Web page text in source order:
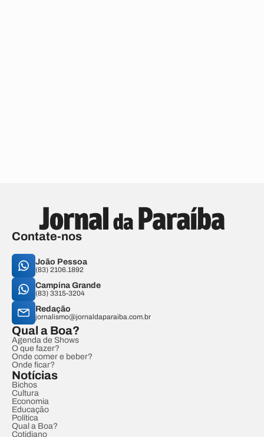
Contate-nos
João Pessoa
(83) 2106.1892
Campina Grande
(83) 3315-3204
Redação
jornalismo@jornaldaparaiba.com.br
Qual a Boa?
Agenda de Shows
O que fazer?
Onde comer e beber?
Onde ficar?
Notícias
Bichos
Cultura
Economia
Educação
Política
Qual a Boa?
Cotidiano